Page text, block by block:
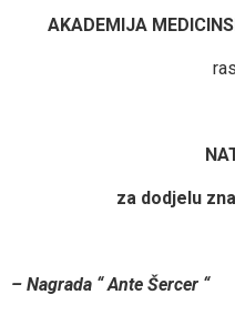
AKADEMIJA
za dodjelu
– Nagrada “ Ante Šercer “